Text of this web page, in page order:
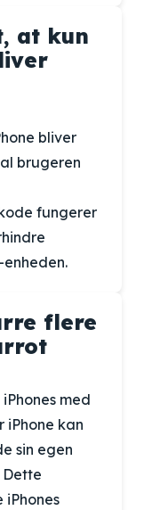
at kun
bliver
brugeren
fungerer
flere
med
iPhone kan
sin egen